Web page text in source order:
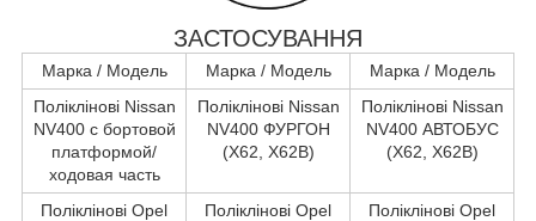
ЗАСТОСУВАННЯ
Марка / Модель Марка / Модель
Марка / Модель
Поліклінові Nissan
NV400 c бортовой
платформой/
ходовая часть
Поліклінові Nissan
NV400 ФУРГОН
(X62, X62B)
Поліклінові Nissan
NV400 АВТОБУС
(X62, X62B)
Поліклінові Opel
Поліклінові Opel
Поліклінові Opel